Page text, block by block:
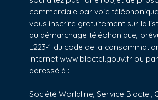
commerciale par voie
vous inscrire gratuitement sur la
au démarchage téléphonique,
L223-1 du code de la
Internet www.bloctel.gouv.fr ou
adressé à :
Société Worldline, Service Bloctel,